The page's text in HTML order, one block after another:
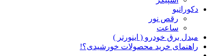
دکوراتیو
رقص نور
ساعت
مبدل برق خودرو ( اینورتر )
راهنمای خرید محصولات خورشیدی؟!